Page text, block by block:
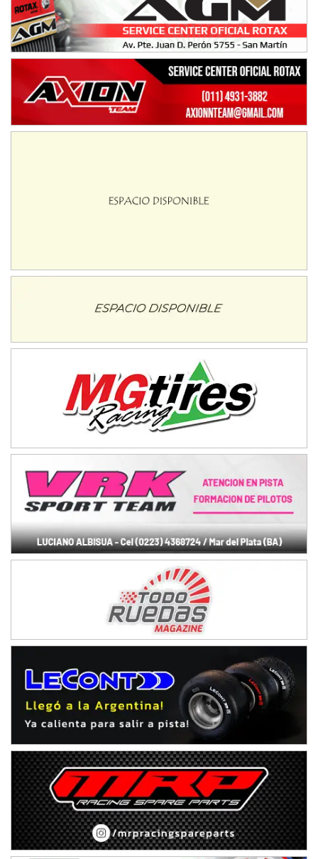
Humboldt (Santa Fe)
NORESTE SANTAFESINO - F6
Ciudad de Avellaneda (Asfalto)
SUR SANTAFESINO - F4
José Samuel Sánchez (Tierra)